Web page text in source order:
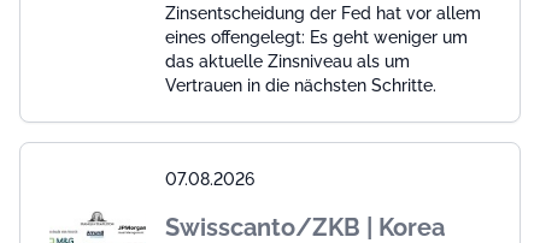
Zinsentscheidung der Fed hat vor allem
eines offengelegt: Es geht weniger um
das aktuelle Zinsniveau als um
Vertrauen in die nächsten Schritte.
07.08.2026
Swisscanto/ZKB | Korea